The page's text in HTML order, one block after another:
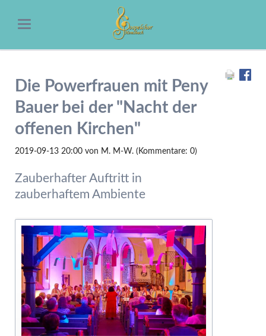
Die Powerfrauen mit Peny
Bauer bei der "Nacht der
offenen Kirchen"
2019-09-13 20:00von M. M-W. (Kommentare: 0)
Zauberhafter Auftritt in
zauberhaftem Ambiente